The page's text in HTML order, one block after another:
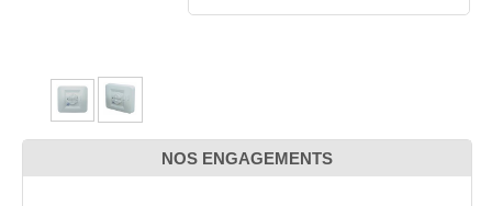
NOS ENGAGEMENTS